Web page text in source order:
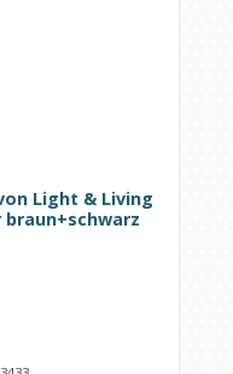
Light & Living